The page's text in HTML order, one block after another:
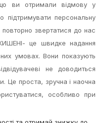
ви отримали відмову у
підтримувати персональну
звертатися до нас
це швидке надання
умовах. Вони показують
не доводиться
Це проста, зручна і наочна
особливо при